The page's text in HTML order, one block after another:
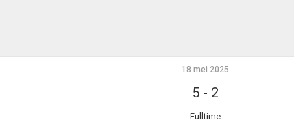
18 mei 2025
5- 2
Fulltime